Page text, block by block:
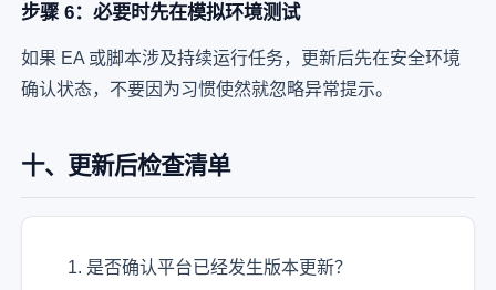
步骤 6：必要时先在模拟环境测试
如果 EA 或脚本涉及持续运行任务，更新后先在安全环境
确认状态，不要因为习惯使然就忽略异常提示。
十、更新后检查清单
是否确认平台已经发生版本更新？